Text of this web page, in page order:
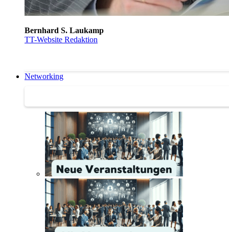
Bernhard S. Laukamp
TT-Website Redaktion
Networking